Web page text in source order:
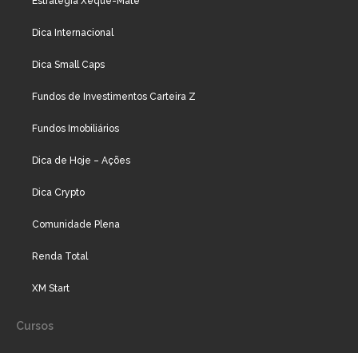
Dica Internacional
Dica Small Caps
Fundos de Investimentos Carteira Z
Fundos Imobiliários
Dica de Hoje – Ações
Dica Crypto
Comunidade Plena
Renda Total
XM Start
Cursos